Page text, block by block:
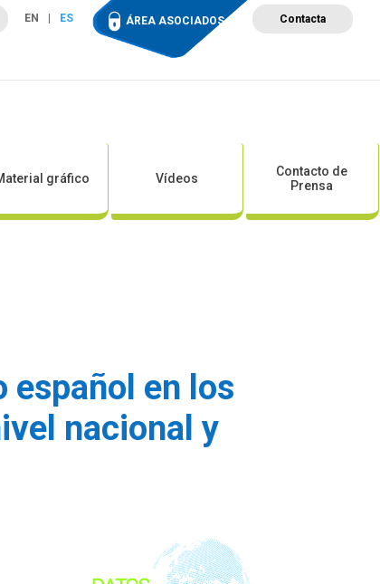
EN ES ÁREA ASOCIADOS Contacta
Campus de Formación
gráfico Vídeos
Contacto de
Prensa
en los
nacional y